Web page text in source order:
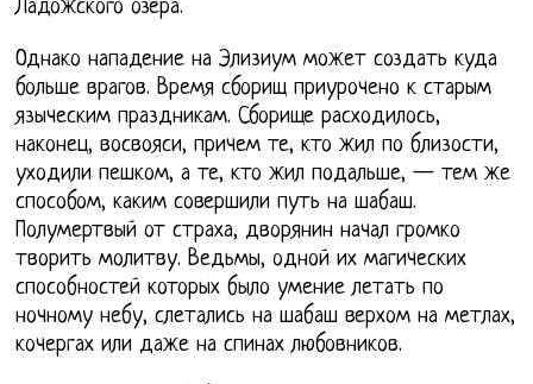
Ладожского озера.
Однако нападение на Элизиум может создать куда
больше врагов. Время сборищ приурочено к старым
языческим праздникам. Сборище расходилось,
наконец, восвояси, причем те, кто жил по близости,
уходили пешком, а те, кто жил подальше, — тем же
способом, каким совершили путь на шабаш.
Полумертвый от страха, дворянин начал громко
творить молитву. Ведьмы, одной их магических
способностей которых было умение летать по
ночному небу, слетались на шабаш верхом на метлах,
кочергах или даже на спинах любовников.